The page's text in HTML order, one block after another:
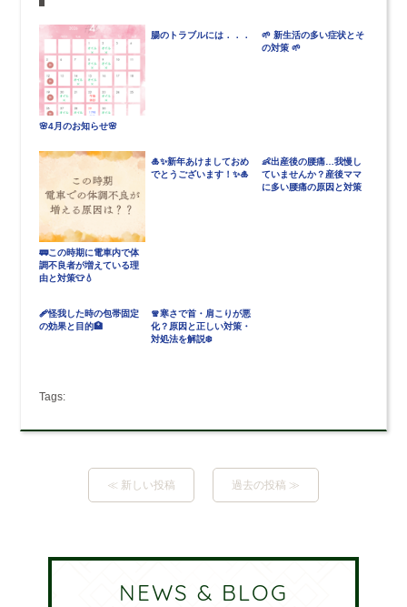
🌸4月のお知らせ🌸
腸のトラブルには．．．
🌱 新生活の多い症状とそ
の対策 🌱
🚃この時期に電車内で体
調不良者が増えている理
由と対策👕💧
🎍✨新年あけましておめ
でとうございます！✨🎍
👶出産後の腰痛…我慢し
ていませんか？産後ママ
に多い腰痛の原因と対策
🩹怪我した時の包帯固定
の効果と目的🏥
🧣寒さで首・肩こりが悪
化？原因と正しい対策・
対処法を解説❄️
Tags:
≪ 新しい投稿 過去の投稿 ≫
NEWS & BLOG